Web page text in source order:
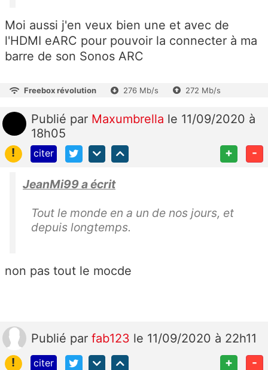
Moi aussi j'en veux bien une et avec de
l'HDMI eARC pour pouvoir la connecter à ma
barre de son Sonos ARC
Freebox révolution 276 Mb/s 272 Mb/s
Publié par Maxumbrella le 11/09/2020 à
18h05
!
citer + -
JeanMi99 a écrit
Tout le monde en a un de nos jours, et
depuis longtemps.
non pas tout le mocde
Publié par fab123 le 11/09/2020 à 22h11
!
citer + -